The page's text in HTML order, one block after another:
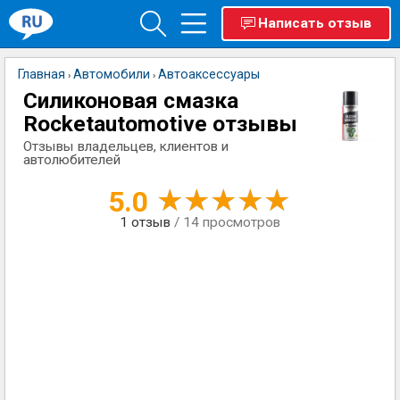
Написать отзыв
Главная › Автомобили › Автоаксессуары
Силиконовая смазка
Rocketautomotive отзывы
Отзывы владельцев, клиентов и
автолюбителей
5.0
1 отзыв / 14 просмотров